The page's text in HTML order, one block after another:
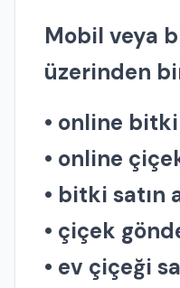
Mobil veya
üzerinden
• online
• online
• bitki satın
• çiçek
• ev çiçeği